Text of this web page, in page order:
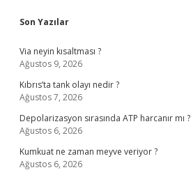
Sidebar
Son Yazılar
Via neyin kısaltması ?
Ağustos 9, 2026
Kıbrıs’ta tank olayı nedir ?
Ağustos 7, 2026
Depolarizasyon sırasında ATP harcanır mı ?
Ağustos 6, 2026
Kumkuat ne zaman meyve veriyor ?
Ağustos 6, 2026